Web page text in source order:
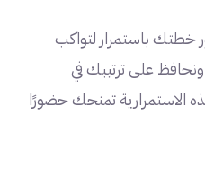
خطتك باستمرار لتواكب
على ترتيبك في
الاستمرارية تمنحك حضورًا